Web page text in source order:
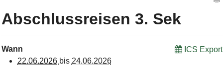
Abschlussreisen 3. Sek
ICS Export
Wann
22.06.2026 bis 24.06.2026